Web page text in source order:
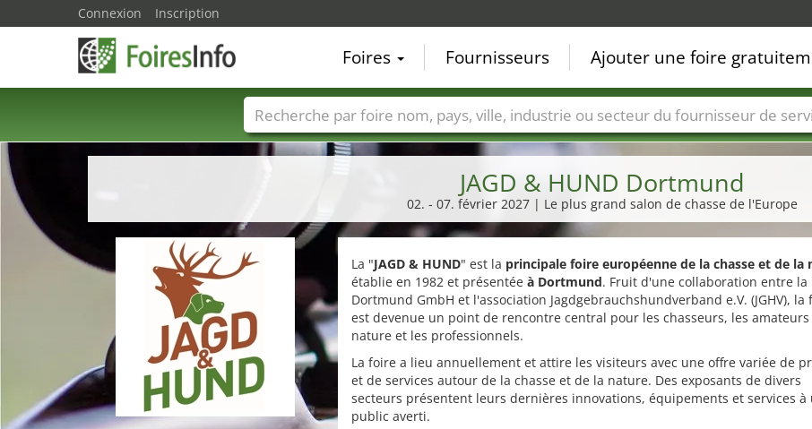
JAGD & HUND Dortmund
02. - 07. février 2027 | Le plus grand salon de chasse de l'Europe
La "JAGD & HUND" est la principale foire européenne de la chasse et de la
établie en 1982 et présentée à Dortmund. Fruit d'une collaboration entre la
Dortmund GmbH et l'association Jagdgebrauchshundverband e.V. (JGHV), la
est devenue un point de rencontre central pour les chasseurs, les
nature et les professionnels.
La foire a lieu annuellement et attire les visiteurs avec une offre variée de
et de services autour de la chasse et de la nature. Des exposants de divers
secteurs présentent leurs dernières innovations, équipements et services à
public averti.
Connexion Inscription
Foires Fournisseurs Ajouter une foire
Foire noms Pays Villes Secteurs de foire Secteurs du fournisseur de